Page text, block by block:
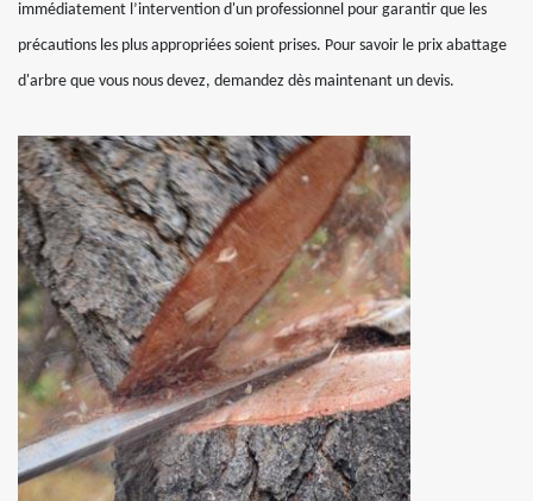
immédiatement l’intervention d'un professionnel pour garantir que les
précautions les plus appropriées soient prises. Pour savoir le prix abattage
d'arbre que vous nous devez, demandez dès maintenant un devis.